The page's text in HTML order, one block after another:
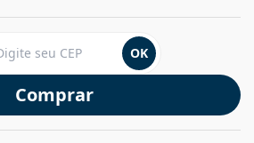
Comprar
OK